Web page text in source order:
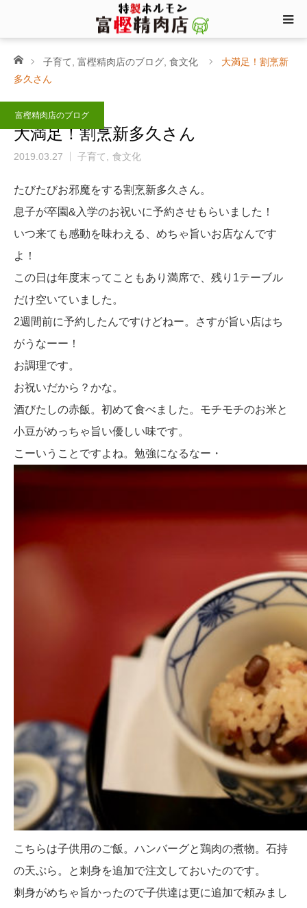
ホーム子育て 富樫精肉店のブログ 食文化
大満足！割烹新
多久さん
富樫精肉店のブログ
大満足！割烹新多久さん
2019.03.27 子育て 食文化
たびたびお邪魔をする割烹新多久さん。
息子が卒園&入学のお祝いに予約させもらいました！
いつ来ても感動を味わえる、めちゃ旨いお店なんです
よ！
この日は年度末ってこともあり満席で、残り1テーブル
だけ空いていました。
2週間前に予約したんですけどねー。さすが旨い店はち
がうなーー！
お調理です。
お祝いだから？かな。
酒びたしの赤飯。初めて食べました。モチモチのお米と
小豆がめっちゃ旨い優しい味です。
こーいうことですよね。勉強になるなー・
こちらは子供用のご飯。ハンバーグと鶏肉の煮物。石持
の天ぷら。と刺身を追加で注文しておいたのです。
刺身がめちゃ旨かったので子供達は更に追加で頼みまし